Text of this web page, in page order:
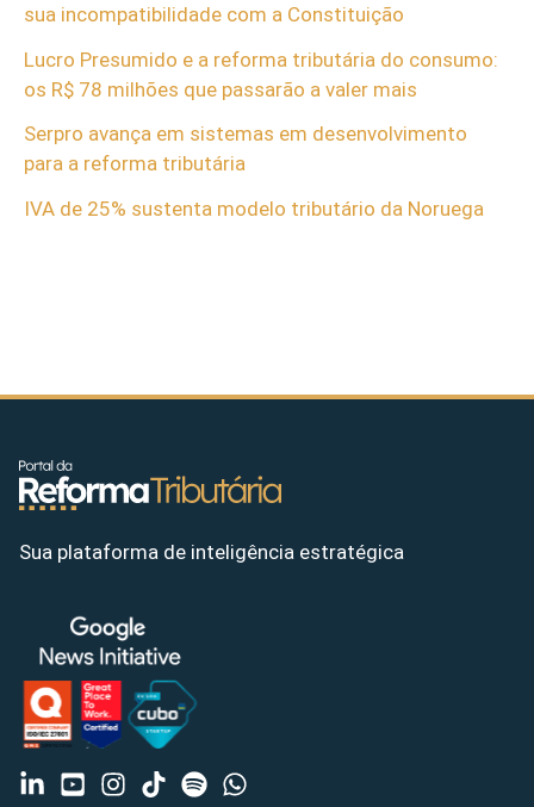
sua incompatibilidade com a Constituição
Lucro Presumido e a reforma tributária do consumo:
os R$ 78 milhões que passarão a valer mais
Serpro avança em sistemas em desenvolvimento
para a reforma tributária
IVA de 25% sustenta modelo tributário da Noruega
Sua plataforma de inteligência estratégica